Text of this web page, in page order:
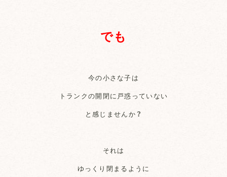
でも
今の小さな子は
トランクの開閉に戸惑っていない
と感じませんか？
それは
ゆっくり閉まるように